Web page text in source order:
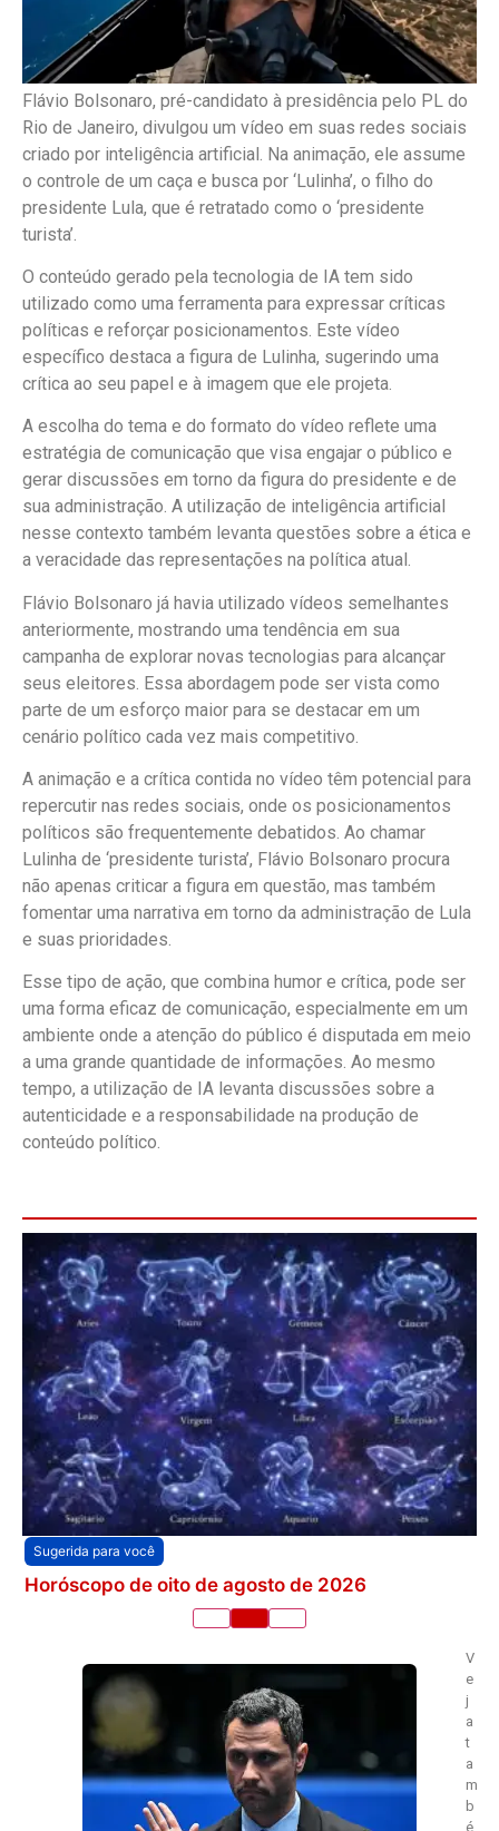
Flávio Bolsonaro, pré-candidato à presidência pelo PL do
Rio de Janeiro, divulgou um vídeo em suas redes sociais
criado por inteligência artificial. Na animação, ele assume
o controle de um caça e busca por ‘Lulinha’, o filho do
presidente Lula, que é retratado como o ‘presidente
turista’.
O conteúdo gerado pela tecnologia de IA tem sido
utilizado como uma ferramenta para expressar críticas
políticas e reforçar posicionamentos. Este vídeo
específico destaca a figura de Lulinha, sugerindo uma
crítica ao seu papel e à imagem que ele projeta.
A escolha do tema e do formato do vídeo reflete uma
estratégia de comunicação que visa engajar o público e
gerar discussões em torno da figura do presidente e de
sua administração. A utilização de inteligência artificial
nesse contexto também levanta questões sobre a ética e
a veracidade das representações na política atual.
Flávio Bolsonaro já havia utilizado vídeos semelhantes
anteriormente, mostrando uma tendência em sua
campanha de explorar novas tecnologias para alcançar
seus eleitores. Essa abordagem pode ser vista como
parte de um esforço maior para se destacar em um
cenário político cada vez mais competitivo.
A animação e a crítica contida no vídeo têm potencial para
repercutir nas redes sociais, onde os posicionamentos
políticos são frequentemente debatidos. Ao chamar
Lulinha de ‘presidente turista’, Flávio Bolsonaro procura
não apenas criticar a figura em questão, mas também
fomentar uma narrativa em torno da administração de Lula
e suas prioridades.
Esse tipo de ação, que combina humor e crítica, pode ser
uma forma eficaz de comunicação, especialmente em um
ambiente onde a atenção do público é disputada em meio
a uma grande quantidade de informações. Ao mesmo
tempo, a utilização de IA levanta discussões sobre a
autenticidade e a responsabilidade na produção de
conteúdo político.
Sugerida para você
Horóscopo de oito de agosto de 2026
V
e
j
a
t
a
m
b
é